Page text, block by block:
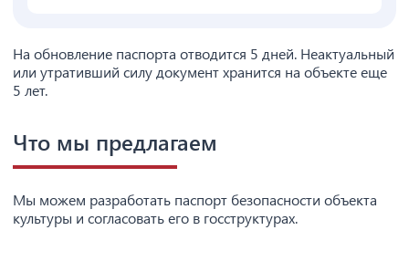
На обновление паспорта отводится 5 дней. Неактуальный
или утративший силу документ хранится на объекте еще
5 лет.
Что мы предлагаем
Мы можем разработать паспорт безопасности объекта
культуры и согласовать его в госструктурах.